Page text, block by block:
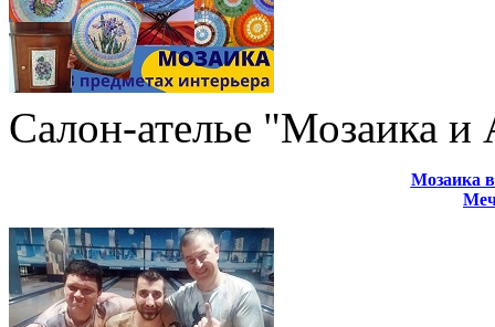
Салон-ателье "Мозаика
Мозаика в